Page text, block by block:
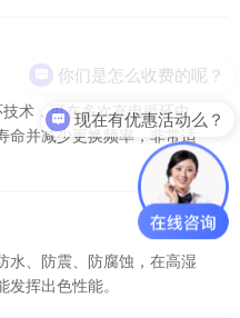
术，可在多次充电循环中
命并减少更换频率，非常适
水、防震、防腐蚀，在高湿
挥出色性能。
你们是怎么收费的呢？
现在有优惠活动么？